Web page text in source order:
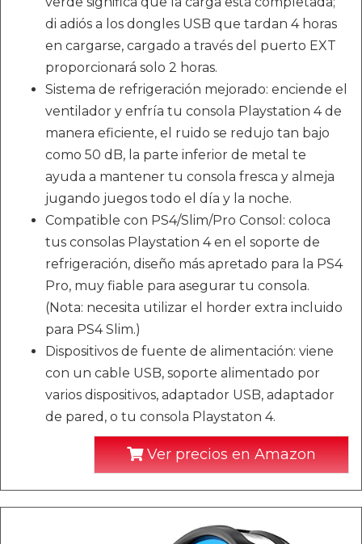
di adiós a los dongles USB que tardan 4 horas
en cargarse, cargado a través del puerto EXT
proporcionará solo 2 horas.
Sistema de refrigeración mejorado: enciende el
ventilador y enfría tu consola Playstation 4 de
manera eficiente, el ruido se redujo tan bajo
como 50 dB, la parte inferior de metal te
ayuda a mantener tu consola fresca y almeja
jugando juegos todo el día y la noche.
Compatible con PS4/Slim/Pro Consol: coloca
tus consolas Playstation 4 en el soporte de
refrigeración, diseño más apretado para la PS4
Pro, muy fiable para asegurar tu consola.
(Nota: necesita utilizar el horder extra incluido
para PS4 Slim.)
Dispositivos de fuente de alimentación: viene
con un cable USB, soporte alimentado por
varios dispositivos, adaptador USB, adaptador
de pared, o tu consola Playstaton 4.
Ver precios en Amazon